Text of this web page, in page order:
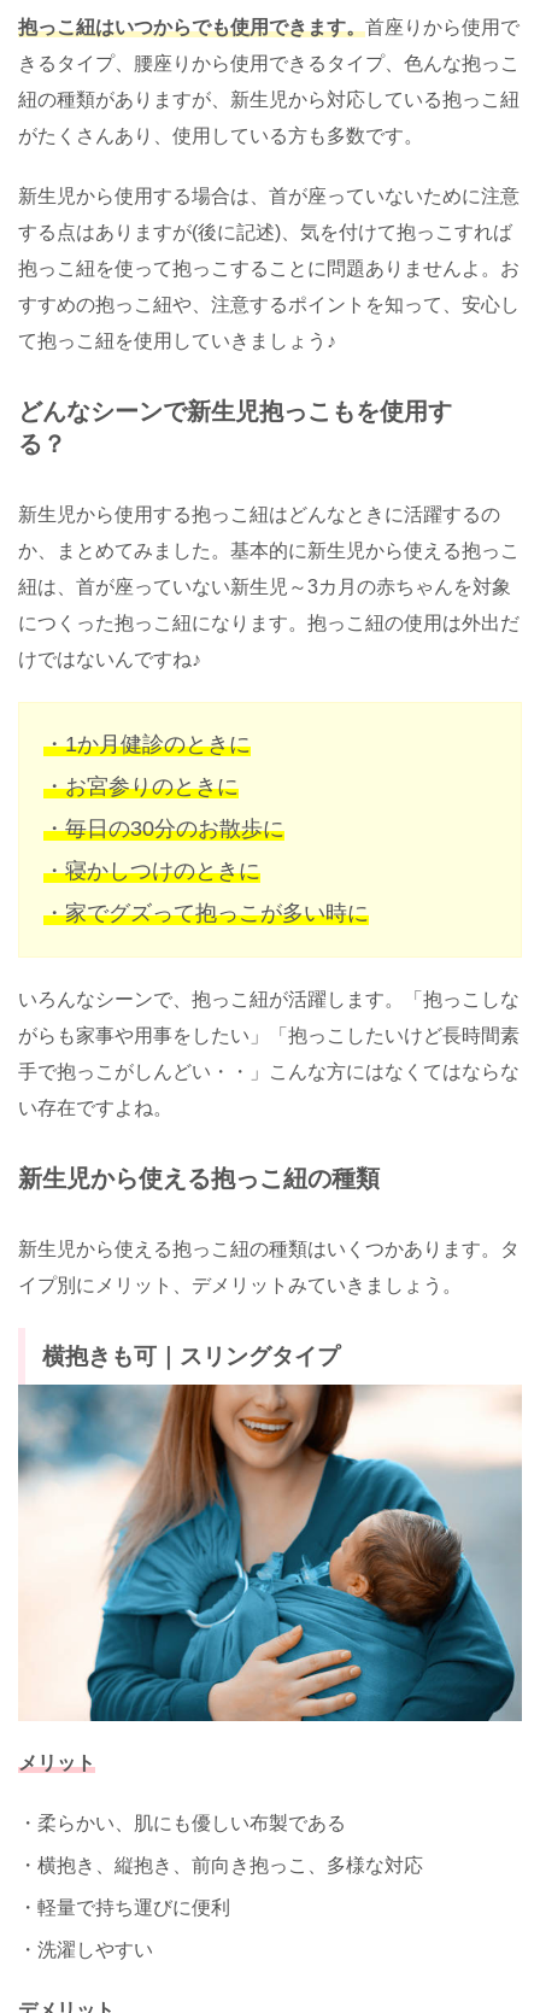
抱っこ紐はいつからでも使用できます。首座りから使用で
きるタイプ、腰座りから使用できるタイプ、色んな抱っこ
紐の種類がありますが、新生児から対応している抱っこ紐
がたくさんあり、使用している方も多数です。
新生児から使用する場合は、首が座っていないために注意
する点はありますが(後に記述)、気を付けて抱っこすれば
抱っこ紐を使って抱っこすることに問題ありませんよ。お
すすめの抱っこ紐や、注意するポイントを知って、安心し
て抱っこ紐を使用していきましょう♪
どんなシーンで新生児抱っこもを使用す
る？
新生児から使用する抱っこ紐はどんなときに活躍するの
か、まとめてみました。基本的に新生児から使える抱っこ
紐は、首が座っていない新生児～3カ月の赤ちゃんを対象
につくった抱っこ紐になります。抱っこ紐の使用は外出だ
けではないんですね♪
・1か月健診のときに
・お宮参りのときに
・毎日の30分のお散歩に
・寝かしつけのときに
・家でグズって抱っこが多い時に
いろんなシーンで、抱っこ紐が活躍します。「抱っこしな
がらも家事や用事をしたい」「抱っこしたいけど長時間素
手で抱っこがしんどい・・」こんな方にはなくてはならな
い存在ですよね。
新生児から使える抱っこ紐の種類
新生児から使える抱っこ紐の種類はいくつかあります。タ
イプ別にメリット、デメリットみていきましょう。
横抱きも可｜スリングタイプ
メリット
・柔らかい、肌にも優しい布製である
・横抱き、縦抱き、前向き抱っこ、多様な対応
・軽量で持ち運びに便利
・洗濯しやすい